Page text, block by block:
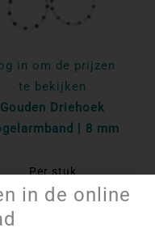
in om de prijzen
te bekijken
Gouden Driehoek
| 8 mm
Per stuk
Bekijk product
in de online